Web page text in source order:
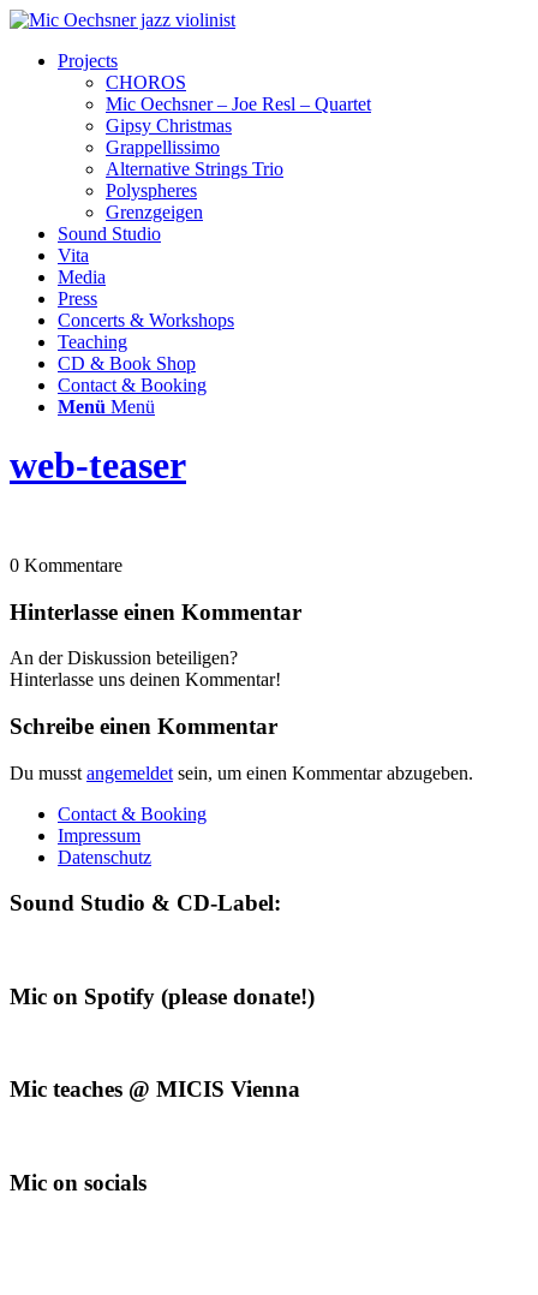
Projects
CHOROS
Mic Oechsner – Joe Resl – Quartet
Gipsy Christmas
Grappellissimo
Alternative Strings Trio
Polyspheres
Grenzgeigen
Sound Studio
Vita
Media
Press
Concerts & Workshops
Teaching
CD & Book Shop
Contact & Booking
Menü Menü
web-teaser
0 Kommentare
Hinterlasse einen Kommentar
An der Diskussion beteiligen?
Hinterlasse uns deinen Kommentar!
Schreibe einen Kommentar
Du musst angemeldet sein, um einen Kommentar abzugeben.
Contact & Booking
Impressum
Datenschutz
Sound Studio & CD-Label:
Mic on Spotify (please donate!)
Mic teaches @ MICIS Vienna
Mic on socials